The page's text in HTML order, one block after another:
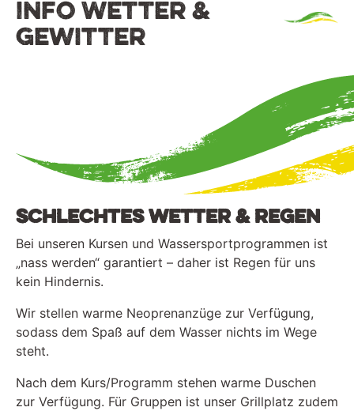
Info Wetter &
Gewitter
Schlechtes Wetter & Regen
Bei unseren Kursen und Wassersportprogrammen ist
„nass werden“ garantiert – daher ist Regen für uns
kein Hindernis.
Wir stellen warme Neoprenanzüge zur Verfügung,
sodass dem Spaß auf dem Wasser nichts im Wege
steht.
Nach dem Kurs/Programm stehen warme Duschen
zur Verfügung. Für Gruppen ist unser Grillplatz zudem